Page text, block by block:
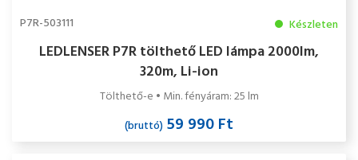
P7R-503111 Készleten
LEDLENSER P7R tölthető LED lámpa 2000lm,
320m, Li-ion
Tölthető-e • Min. fényáram: 25 lm
(bruttó) 59 990 Ft